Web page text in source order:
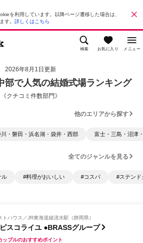
を利用しています。以降ページ遷移した場合は、
す。 詳しくはこちら
検索 お気に入り メニュー
2026年8月1日更新
部で人気の結婚式場ランキング
《クチコミ件数部門》
他のエリアから探す
・磐田・浜名湖・袋井・西部 富士・三島・沼津
全てのジャンルを見る
ル #料理がおいしい #コスパ #ステンド
トハウス JR東海道線清水駅（静岡県）
スコライユ ●BRASSグループ
ップルのおすすめポイント